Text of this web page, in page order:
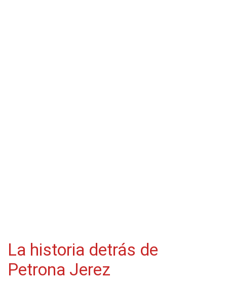
La historia detrás de
Petrona Jerez